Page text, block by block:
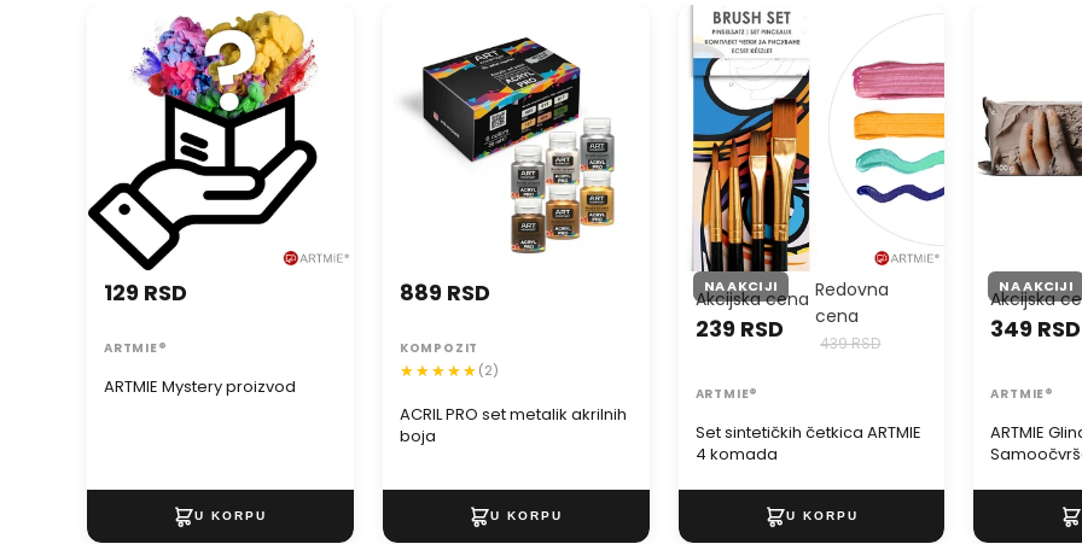
ARTMIE Mystery proizvod
ARTMIE Mystery proizvod
129 RSD
ARTMIE®
ACRIL PRO set metalik akrilnih
boja
889 RSD
KOMPOZIT
(2)
Set sintetičkih četkica ARTMIE 4
komada
NA AKCIJI
Set sintetičkih četkica ARTMIE
4 komada
Akcijska cena
239 RSD
Redovna
cena
439 RSD
ARTMIE®
NA AKCIJI
ARTMIE
Akcijska
349 RSD
ARTMIE®